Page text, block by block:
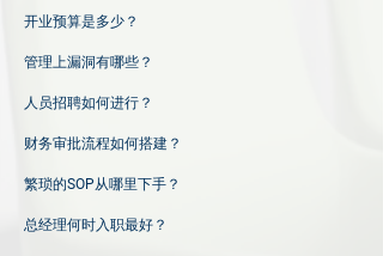
开业预算是多少？
管理上漏洞有哪些？
人员招聘如何进行？
财务审批流程如何搭建？
繁琐的SOP从哪里下手？
总经理何时入职最好？